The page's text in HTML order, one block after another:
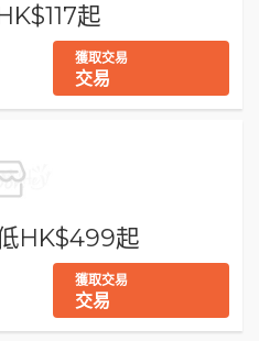
起
獲取交易
交易
HK$499起
獲取交易
交易